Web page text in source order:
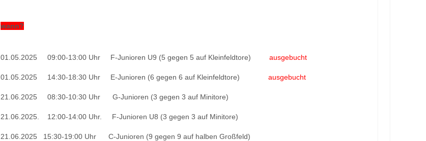
wann?
01.05.2025 09:00-13:00 Uhr F-Junioren U9 (5 gegen 5 auf Kleinfeldtore) ausgebucht
01.05.2025 14:30-18:30 Uhr E-Junioren (6 gegen 6 auf Kleinfeldtore) ausgebucht
21.06.2025 08:30-10:30 Uhr G-Junioren (3 gegen 3 auf Minitore)
21.06.2025. 12:00-14:00 Uhr. F-Junioren U8 (3 gegen 3 auf Minitore)
21.06.2025 15:30-19:00 Uhr C-Junioren (9 gegen 9 auf halben Großfeld)